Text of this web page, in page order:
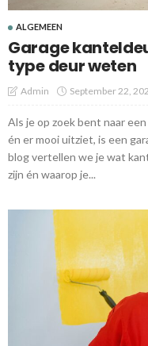
ALGEMEEN
Garage
type deur weten
Admin September 22,
Als je op zoek bent naar
én er mooi uitziet, is een
blog vertellen we je wat
zijn én waarop je...